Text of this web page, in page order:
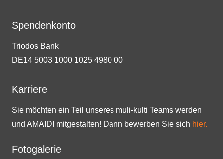
Spendenkonto
Triodos Bank
DE14 5003 1000 1025 4980 00
Karriere
Sie möchten ein Teil unseres muli-kulti Teams werden
und AMAIDI mitgestalten! Dann bewerben Sie sich hier.
Fotogalerie